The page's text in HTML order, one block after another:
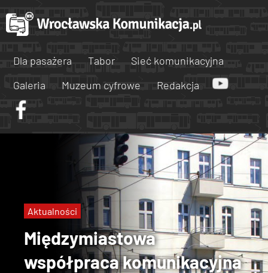
Dla pasażera Tabor
Sieć komunikacyjna
Galeria
Muzeum cyfrowe Redakcja
Międzymiastowa
współpraca komunikacyjna
Aktualności